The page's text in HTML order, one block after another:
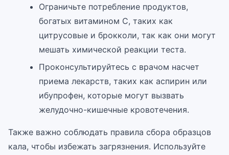
Ограничьте потребление продуктов,
богатых витамином С, таких как
цитрусовые и брокколи, так как они могут
мешать химической реакции теста.
Проконсультируйтесь с врачом насчет
приема лекарств, таких как аспирин или
ибупрофен, которые могут вызвать
желудочно-кишечные кровотечения.
Также важно соблюдать правила сбора образцов
кала, чтобы избежать загрязнения. Используйте